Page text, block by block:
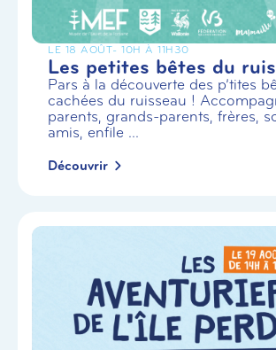
LE 18 AOÛT- 10H À 11H30
Les petites bêtes du
Pars à la découverte des p’tites
cachées du ruisseau !
parents, grands-parents, frères,
amis, enfile ...
Découvrir